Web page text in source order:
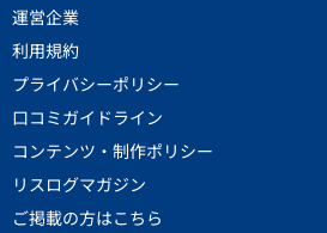
運営企業
利用規約
プライバシーポリシー
口コミガイドライン
コンテンツ・制作ポリシー
リスログマガジン
ご掲載の方はこちら